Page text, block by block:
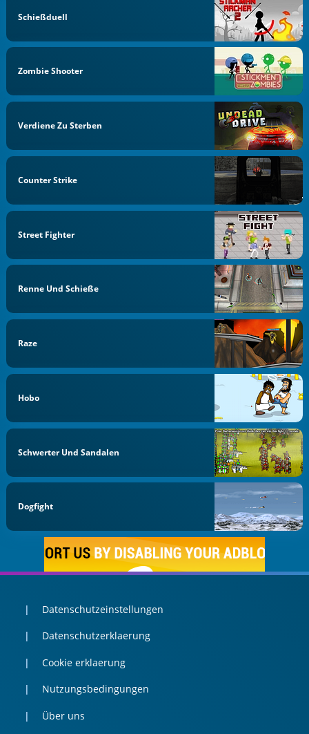
Schießduell
Zombie Shooter
Verdiene Zu Sterben
Counter Strike
Street Fighter
Renne Und Schieße
Raze
Hobo
Schwerter Und Sandalen
Dogfight
Datenschutzeinstellungen
Datenschutzerklaerung
Cookie erklaerung
Nutzungsbedingungen
Über uns